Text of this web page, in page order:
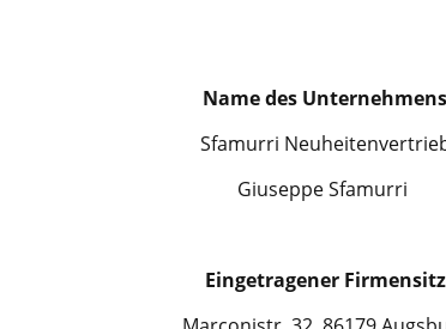
Name des Unternehmens
Sfamurri
Giuseppe Sfamurri
Eingetragener Firmensitz